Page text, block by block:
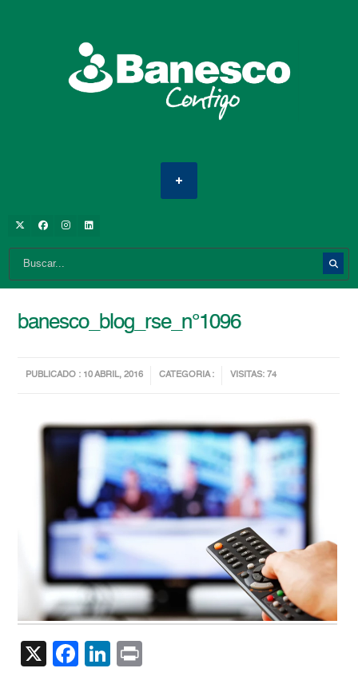
banesco_blog_rse_n°1096
PUBLICADO : 10 ABRIL, 2016 CATEGORIA : VISITAS: 74
X Facebook
LinkedIn